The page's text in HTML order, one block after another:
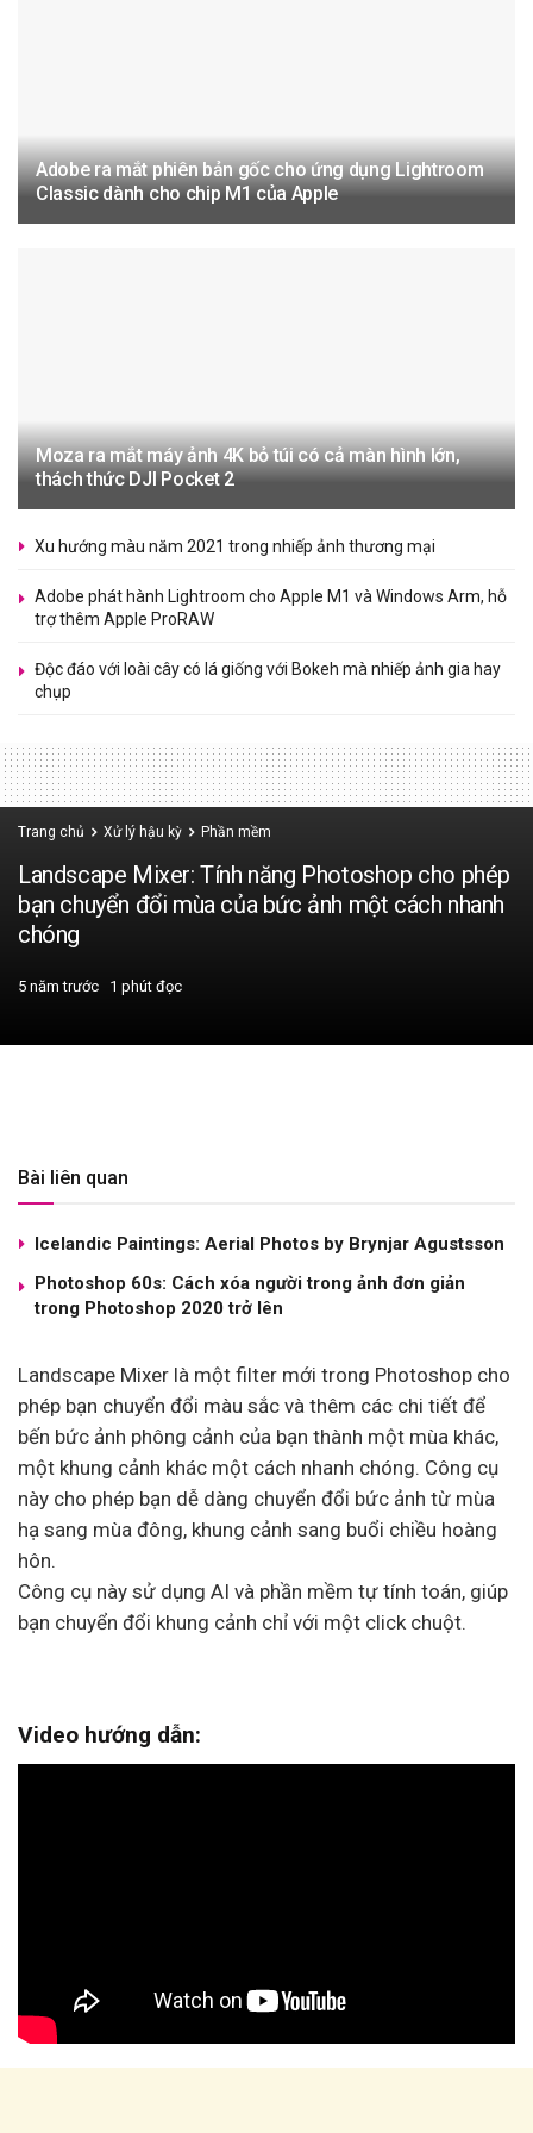
Adobe ra mắt phiên bản gốc cho ứng dụng Lightroom
Classic dành cho chip M1 của Apple
Moza ra mắt máy ảnh 4K bỏ túi có cả màn hình lớn,
thách thức DJI Pocket 2
Xu hướng màu năm 2021 trong nhiếp ảnh thương mại
Adobe phát hành Lightroom cho Apple M1 và Windows Arm, hỗ
trợ thêm Apple ProRAW
Độc đáo với loài cây có lá giống với Bokeh mà nhiếp ảnh gia hay
chụp
Trang chủ Xử lý hậu kỳ Phần mềm
Landscape Mixer: Tính năng Photoshop cho phép
bạn chuyển đổi mùa của bức ảnh một cách nhanh
chóng
5 năm trước 1 phút đọc
Bài liên quan
Icelandic Paintings: Aerial Photos by Brynjar Agustsson
Photoshop 60s: Cách xóa người trong ảnh đơn giản
trong Photoshop 2020 trở lên
Landscape Mixer là một filter mới trong Photoshop cho
phép bạn chuyển đổi màu sắc và thêm các chi tiết để
bến bức ảnh phông cảnh của bạn thành một mùa khác,
một khung cảnh khác một cách nhanh chóng. Công cụ
này cho phép bạn dễ dàng chuyển đổi bức ảnh từ mùa
hạ sang mùa đông, khung cảnh sang buổi chiều hoàng
hôn.
Công cụ này sử dụng AI và phần mềm tự tính toán, giúp
bạn chuyển đổi khung cảnh chỉ với một click chuột.
Video hướng dẫn: